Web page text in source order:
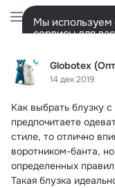
14 дек 2019
Как выбрать блузку
предпочитаете
стиле, то отлично
воротником-банта,
определенных
Такая блузка
Мы используем
сервисы для
представитель.
Разрешить все
Лента Участники
Дополнительная
колонка
Всё3 055